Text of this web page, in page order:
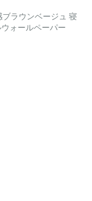
ラウンベージュ 寝
ォールペーパー